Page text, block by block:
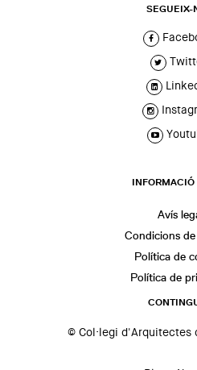
SEGUEIX-
Avís
Condicions
Política de
Política de
© Col·legi d'Arquitectes